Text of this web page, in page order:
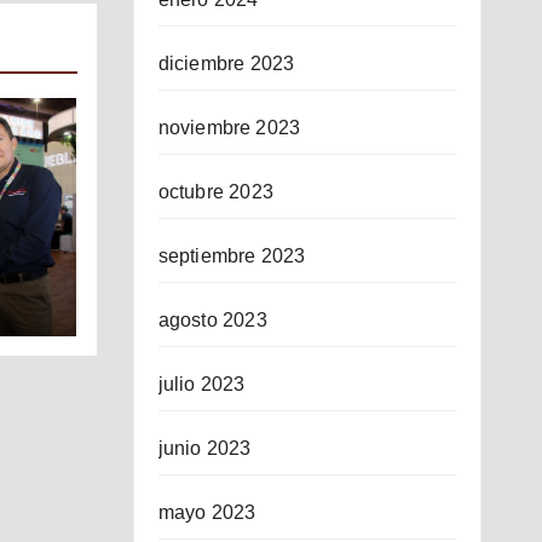
diciembre 2023
noviembre 2023
octubre 2023
septiembre 2023
agosto 2023
julio 2023
junio 2023
mayo 2023